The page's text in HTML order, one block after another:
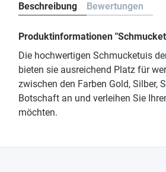
Beschreibung Bewertungen
Produktinformationen
Die hochwertigen Schmucketuis
bieten sie ausreichend Platz für
zwischen den Farben Gold, Silber,
Botschaft an und verleihen Sie
möchten.